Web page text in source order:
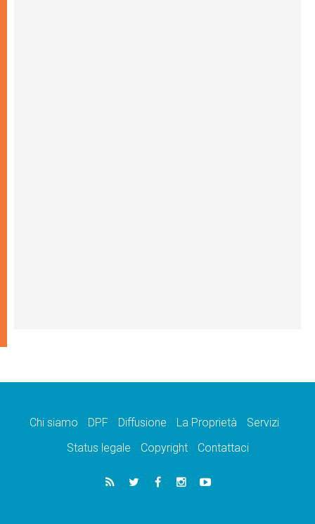
Chi siamo DPF Diffusione La Proprietà
Servizi
Status legale
Copyright Contattaci